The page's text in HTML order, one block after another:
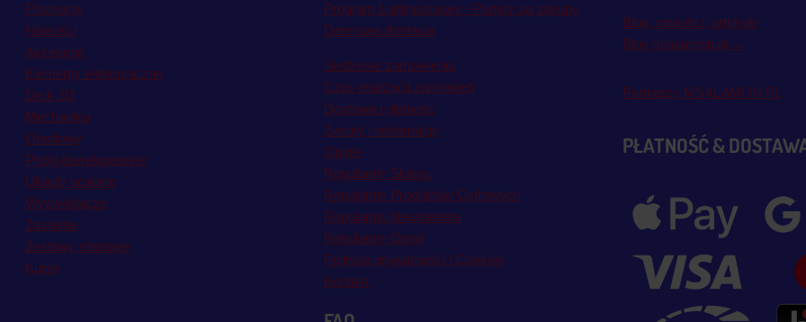
Promocje
Nowości
Akcesoria
Elementy elektroniczne
Druk 3D
Mechanika
Obudowy
Płytki deweloperskie
Układy scalone
Wyświetlacze
Zasilanie
Zestawy startowe
Kursy
Program Lojalnościowy - Punkty za zakupy
Darmowa dostawa
Śledzenie zamówienia
Czas realizacji zamówień
Dostawa i płatność
Zwroty i reklamacje
Opinie
Regulamin Sklepu
Regulamin Produktów Cyfrowych
Regulamin Newslettera
Regulamin Opinii
Polityka prywatności | Cookies
Kontakt
Blog, nowości, artykuły
Blog msalamon.pl →
Partnerzy MSALAMON.PL
PŁATNOŚĆ &